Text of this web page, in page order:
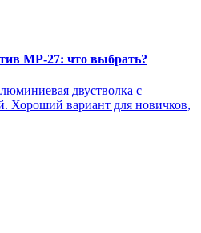
МР-27: что выбрать?
двустволка с
Хороший вариант для новичков,